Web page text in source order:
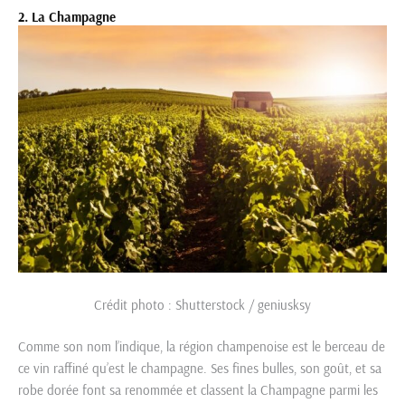
2. La Champagne
Crédit photo : Shutterstock / geniusksy
Comme son nom l’indique, la région champenoise est le berceau de
ce vin raffiné qu’est le champagne. Ses fines bulles, son goût, et sa
robe dorée font sa renommée et classent la Champagne parmi les